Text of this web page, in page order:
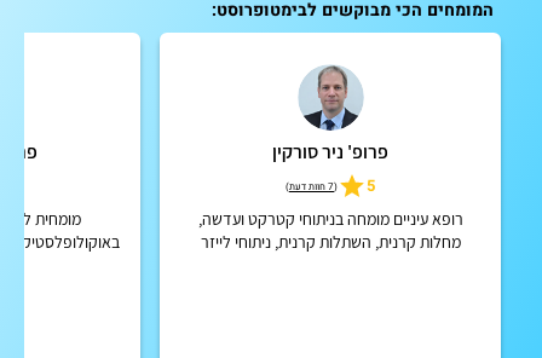
המומחים הכי מבוקשים לבימטופרוסט:
פרופ' ניר סורקין
5
(7 חוות דעת )
רופא עיניים מומחה בניתוחי קטרקט ועדשה,
מחלות קרנית, השתלות קרנית, ניתוחי לייזר
מומחית
באוקולופלסטיקה-